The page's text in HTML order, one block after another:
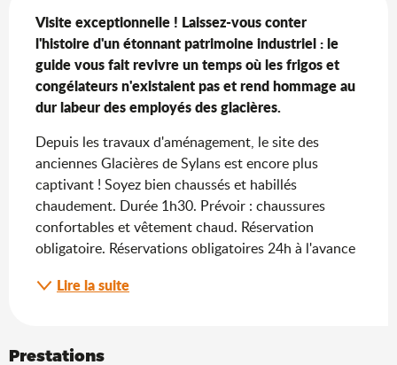
Visite exceptionnelle ! Laissez-vous conter
l'histoire d'un étonnant patrimoine industriel : le
guide vous fait revivre un temps où les frigos et
congélateurs n'existaient pas et rend hommage au
dur labeur des employés des glacières.
Depuis les travaux d'aménagement, le site des
anciennes Glacières de Sylans est encore plus
captivant ! Soyez bien chaussés et habillés
chaudement. Durée 1h30. Prévoir : chaussures
confortables et vêtement chaud. Réservation
obligatoire. Réservations obligatoires 24h à l'avance
Lire la suite
Prestations